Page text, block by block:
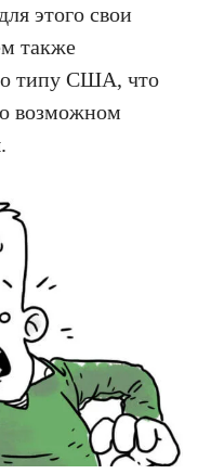
этого свои
также
типу США, что
возможном